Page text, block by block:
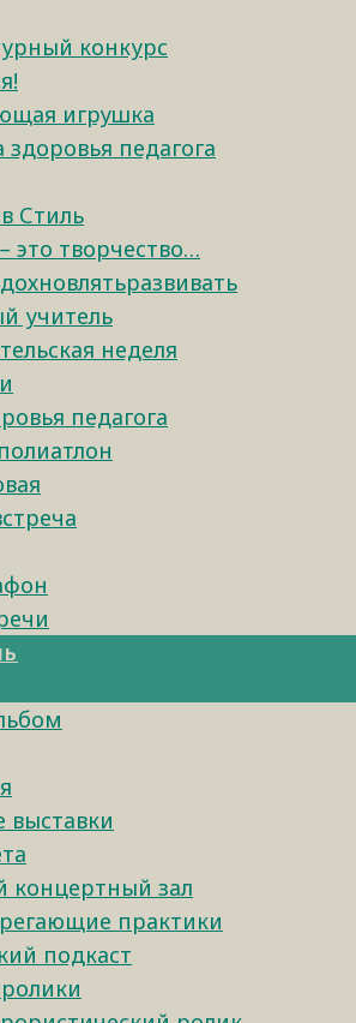
конкурс
игрушка
здоровья педагога
Стиль
это творчество…
учитель
неделя
педагога
выставки
концертный зал
практики
подкаст